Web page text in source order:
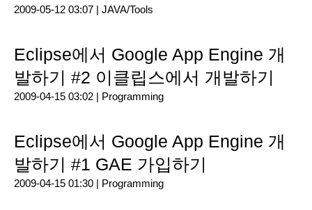
2009-05-12 03:07 | JAVA/Tools
Eclipse에서 Google App Engine 개
발하기 #2 이클립스에서 개발하기
2009-04-15 03:02 | Programming
Eclipse에서 Google App Engine 개
발하기 #1 GAE 가입하기
2009-04-15 01:30 | Programming